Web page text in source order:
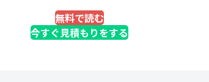
無料で読む
今すぐ見積もりをする